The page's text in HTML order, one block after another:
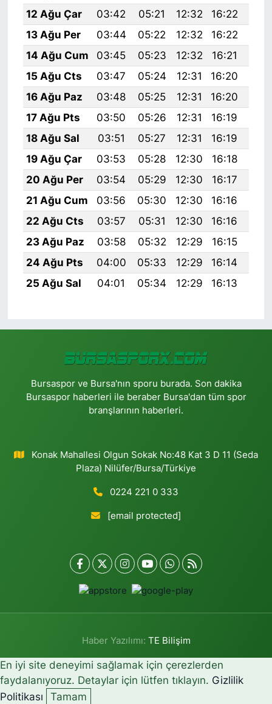
12 Ağu Çar
03:42 05:21 12:32 16:22
13 Ağu Per
03:44 05:22 12:32 16:22
14 Ağu Cum
03:45 05:23 12:32 16:21
15 Ağu Cts
03:47 05:24 12:31 16:20
16 Ağu Paz
03:48 05:25 12:31 16:20
17 Ağu Pts
03:50 05:26 12:31 16:19
18 Ağu Sal
03:51 05:27 12:31 16:19
19 Ağu Çar
03:53 05:28 12:30 16:18
20 Ağu Per
03:54 05:29 12:30 16:17
21 Ağu Cum
03:56 05:30 12:30 16:16
22 Ağu Cts
03:57 05:31 12:30 16:16
23 Ağu Paz
03:58 05:32 12:29 16:15
24 Ağu Pts
04:00 05:33 12:29 16:14
25 Ağu Sal
04:01 05:34 12:29 16:13
Bursaspor ve Bursa'nın sporu burada. Son dakika
Bursaspor haberleri ile beraber Bursa'dan tüm spor
branşlarının haberleri.
Konak Mahallesi Olgun Sokak No:48 Kat 3 D 11 (Seda
Plaza) Nilüfer/Bursa/Türkiye
0224 221 0 333
[email protected]
Haber Yazılımı: TE Bilişim
En iyi site deneyimi sağlamak için çerezlerden
faydalanıyoruz. Detaylar için lütfen tıklayın. Gizlilik
Politikası
Tamam